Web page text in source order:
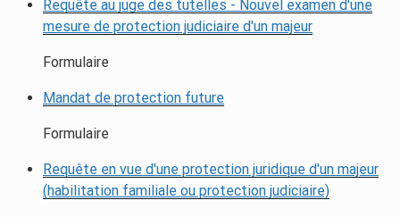
Requête au juge des tutelles - Nouvel examen d'une
mesure de protection judiciaire d'un majeur
Formulaire
Mandat de protection future
Formulaire
Requête en vue d'une protection juridique d'un majeur
(habilitation familiale ou protection judiciaire)